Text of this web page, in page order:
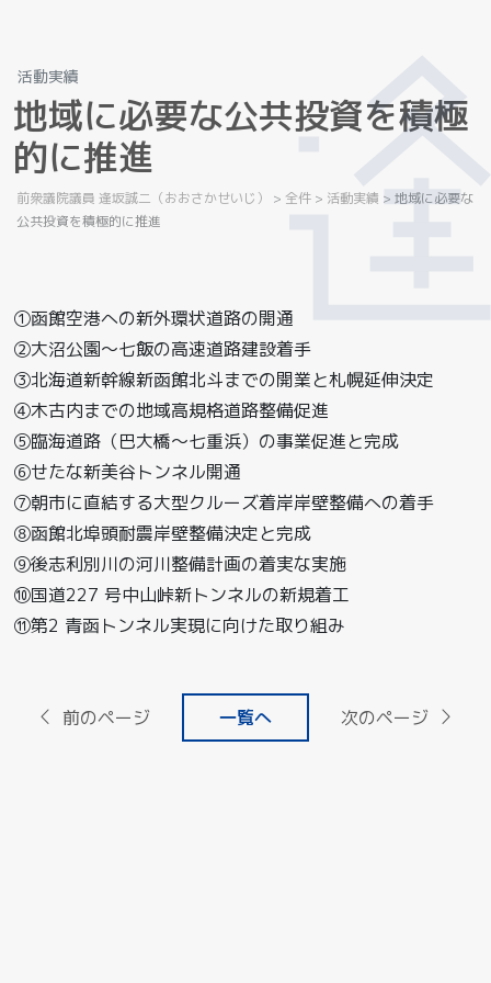
活動実績
地域に必要な公共投資を積極
的に推進
前衆議院議員 逢坂誠二（おおさかせいじ） > 全件 > 活動実績 >地域に必要な
公共投資を積極的に推進
①函館空港への新外環状道路の開通
②大沼公園～七飯の高速道路建設着手
③北海道新幹線新函館北斗までの開業と札幌延伸決定
④木古内までの地域高規格道路整備促進
⑤臨海道路（巴大橋～七重浜）の事業促進と完成
⑥せたな新美谷トンネル開通
⑦朝市に直結する大型クルーズ着岸岸壁整備への着手
⑧函館北埠頭耐震岸壁整備決定と完成
⑨後志利別川の河川整備計画の着実な実施
⑩国道227 号中山峠新トンネルの新規着工
⑪第2 青函トンネル実現に向けた取り組み
前のページ 一覧へ 次のページ